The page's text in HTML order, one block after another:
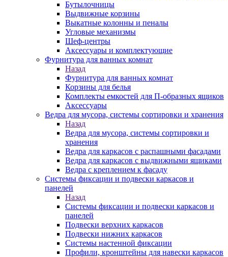
Бутылочницы
Выдвижные корзины
Выкатные колонны и пеналы
Угловые механизмы
Шеф-центры
Аксессуары и комплектующие
Фурнитура для ванных комнат
Назад
Фурнитура для ванных комнат
Корзины для белья
Комплекты емкостей для П-образных ящиков
Аксессуары
Ведра для мусора, системы сортировки и хранения
Назад
Ведра для мусора, системы сортировки и
хранения
Ведра для каркасов с распашными фасадами
Ведра для каркасов с выдвижными ящиками
Ведра с креплением к фасаду
Системы фиксации и подвески каркасов и
панелей
Назад
Системы фиксации и подвески каркасов и
панелей
Подвески верхних каркасов
Подвески нижних каркасов
Системы настенной фиксации
Профили, кронштейны для навески каркасов